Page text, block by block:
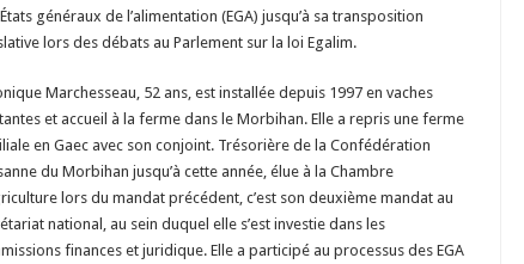
généraux de l’alimentation (EGA) jusqu’à sa transposition
lors des débats au Parlement sur la loi Egalim.
Marchesseau, 52 ans, est installée depuis 1997 en vaches
et accueil à la ferme dans le Morbihan. Elle a repris une ferme
en Gaec avec son conjoint. Trésorière de la Confédération
du Morbihan jusqu’à cette année, élue à la Chambre
lors du mandat précédent, c’est son deuxième mandat au
national, au sein duquel elle s’est investie dans les
finances et juridique. Elle a participé au processus des EGA